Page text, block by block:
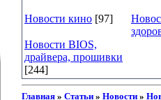
Новости кино [97]
Новости BIOS,
драйвера, прошивки
[244]
Главная » Статьи » Новости »